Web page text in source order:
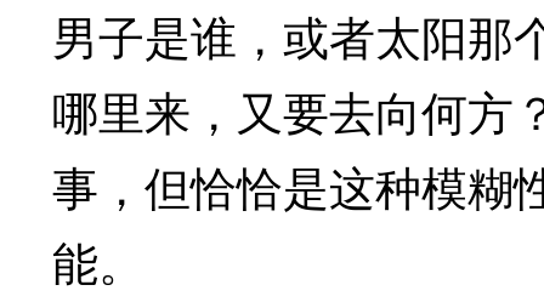
男子是谁，或者太阳那
哪里来，又要去向何方
事，但恰恰是这种模糊
能。